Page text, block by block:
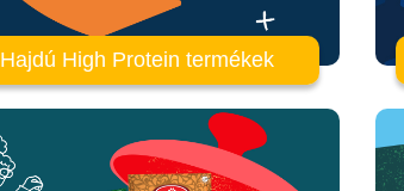
Hajdú High Protein termékek